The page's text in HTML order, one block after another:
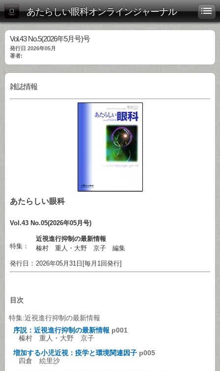
あたらしい眼科オンラインジャーナル
Vol.43 No.5(2026年5月号)号
発行日 2026年05月
著者:
雑誌情報
あたらしい眼科
Vol.43 No.05(2026年05月号)
特集：
近視進行抑制の最新情報
榛村 重人・大野 京子 編集
発行日： 2026年05月31日[毎月1回発行]
目次
特集:近視進行抑制の最新情報
序説：近視進行抑制の最新情報 p001
榛村 重人・大野 京子
増加する小児近視：疫学と環境関連因子 p005
四倉 絵里沙